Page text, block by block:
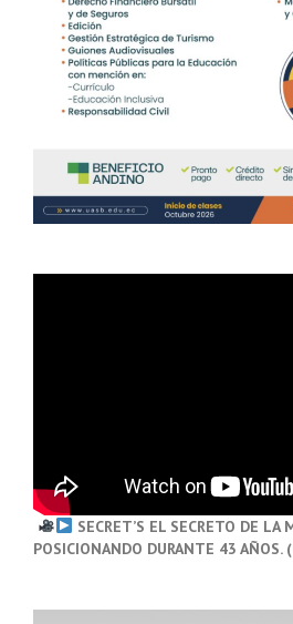
SECRET’S EL SECRETO DE LA
POSICIONANDO DURANTE 43